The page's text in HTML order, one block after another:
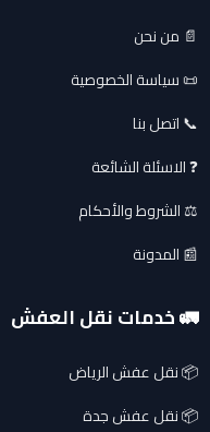
📄 من نحن
📜 سياسة الخصوصية
📞 اتصل بنا
❓ الاسئلة الشائعة
⚖️ الشروط والأحكام
📰 المدونة
🚛 خدمات نقل العفش
📦 نقل عفش الرياض
📦 نقل عفش جدة